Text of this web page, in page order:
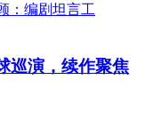
巡演，续作聚焦